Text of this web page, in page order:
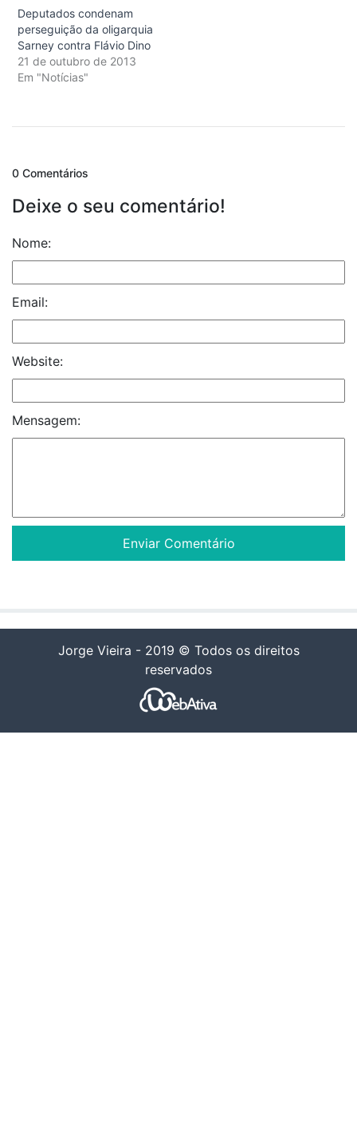
Deputados condenam
perseguição da oligarquia
Sarney contra Flávio Dino
21 de outubro de 2013
Em "Notícias"
0 Comentários
Deixe o seu comentário!
Nome:
Email:
Website:
Mensagem:
Jorge Vieira - 2019 © Todos os direitos
reservados